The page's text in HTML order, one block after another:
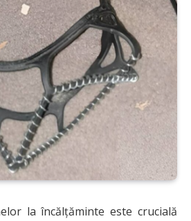
la încălțăminte este crucială